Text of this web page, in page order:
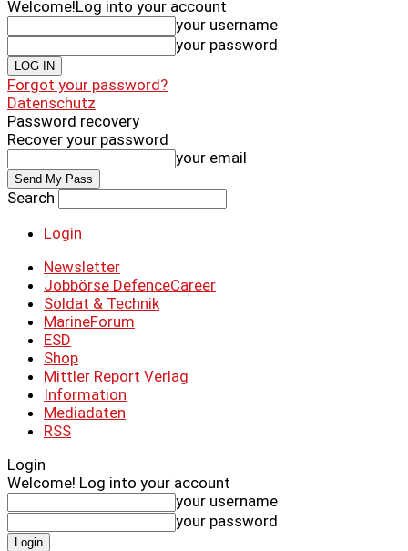
Welcome!Log into your account
your username
your password
Forgot your password?
Datenschutz
Password recovery
Recover your password
your email
Search
Login
Newsletter
Jobbörse DefenceCareer
Soldat & Technik
MarineForum
ESD
Shop
Mittler Report Verlag
Information
Mediadaten
RSS
Login
Welcome! Log into your account
your username
your password